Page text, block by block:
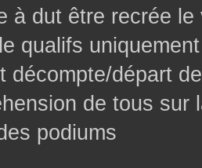
à dut être recrée
qualifs
décompte/départ
de tous sur
podiums